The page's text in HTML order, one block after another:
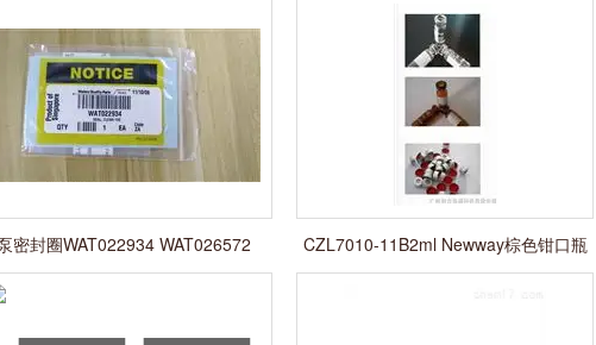
密封圈WAT022934 WAT026572
WAT022939
CZL7010-11B2ml Newway棕色钳口瓶